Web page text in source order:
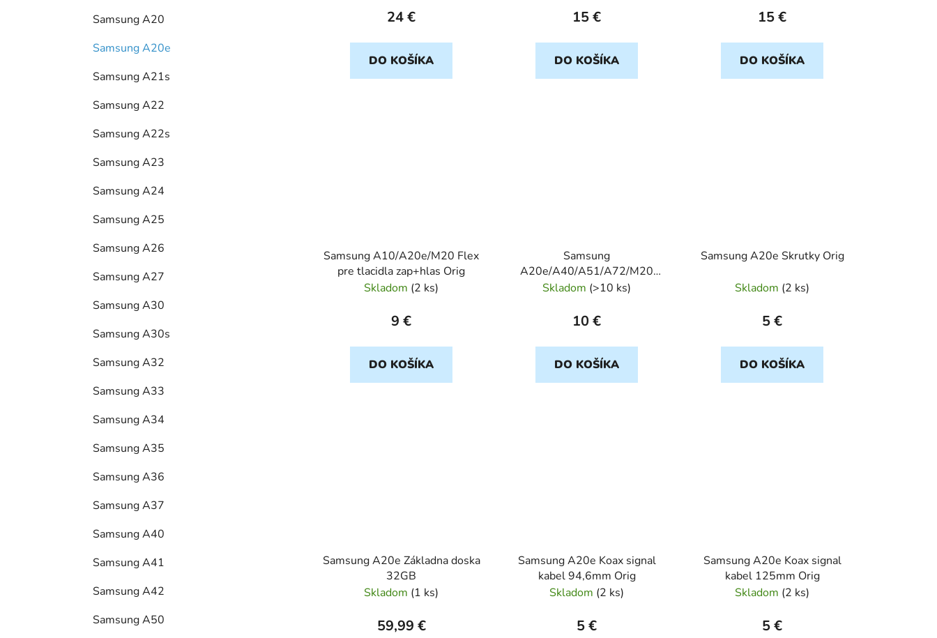
Samsung A20
Samsung A20e
Samsung A21s
Samsung A22
Samsung A22s
Samsung A23
Samsung A24
Samsung A25
Samsung A26
Samsung A27
Samsung A30
Samsung A30s
Samsung A32
Samsung A33
Samsung A34
Samsung A35
Samsung A36
Samsung A37
Samsung A40
Samsung A41
Samsung A42
Samsung A50
24 €
DO KOŠÍKA
15 €
DO KOŠÍKA
15 €
DO KOŠÍKA
Samsung A10/A20e/M20 Flex
pre tlacidla zap+hlas Orig
Skladom (2 ks)
9 €
DO KOŠÍKA
Samsung
A20e/A40/A51/A72/M20
Vibracny motorcek Orig
Skladom (>10 ks)
10 €
DO KOŠÍKA
Samsung A20e Skrutky Orig
Skladom (2 ks)
5 €
DO KOŠÍKA
Samsung A20e Základna doska
32GB
Skladom (1 ks)
59,99 €
Samsung A20e Koax signal
kabel 94,6mm Orig
Skladom (2 ks)
5 €
Samsung A20e Koax signal
kabel 125mm Orig
Skladom (2 ks)
5 €